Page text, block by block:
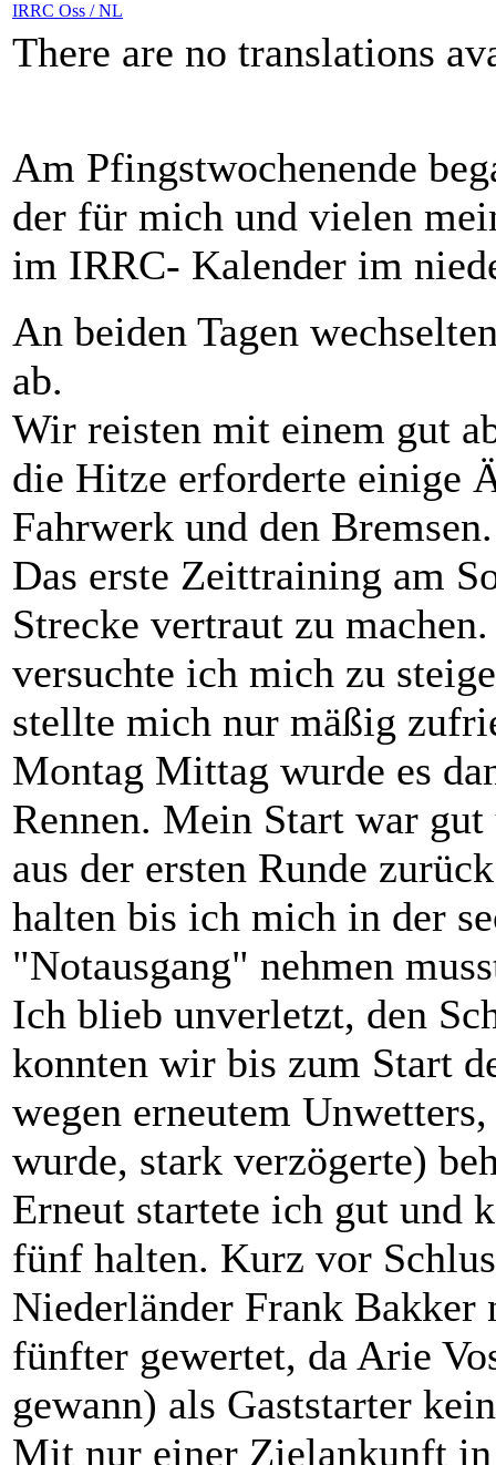
IRRC Oss / NL
There are no translations
Am Pfingstwochenende
der für mich und vielen
im IRRC- Kalender im
An beiden Tagen
ab.
Wir reisten mit einem gut
die Hitze erforderte einige
Fahrwerk und den Bremsen.
Das erste Zeittraining am
Strecke vertraut zu
versuchte ich mich zu
stellte mich nur mäßig
Montag Mittag wurde es
Rennen. Mein Start war
aus der ersten Runde
halten bis ich mich in der
"Notausgang" nehmen
Ich blieb unverletzt, den
konnten wir bis zum Start
wegen erneutem
wurde, stark verzögerte)
Erneut startete ich gut und
fünf halten. Kurz vor
Niederländer Frank Bakker
fünfter gewertet, da Arie
gewann) als Gaststarter
Mit nur einer Zielankunft